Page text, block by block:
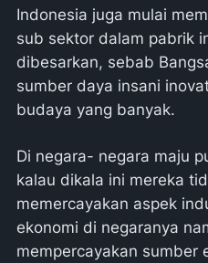
Indonesia juga mulai
sub sektor dalam pabrik
dibesarkan, sebab
sumber daya insani
budaya yang banyak.
Di negara- negara maju
kalau dikala ini mereka
memercayakan aspek
ekonomi di negaranya
mempercayakan sumber